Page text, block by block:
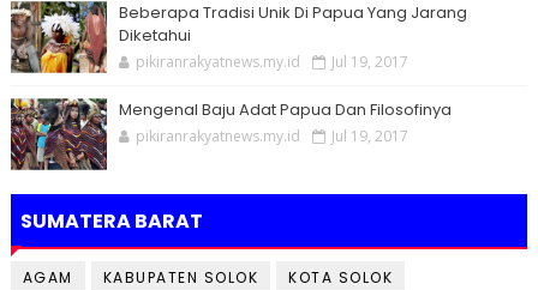
Beberapa Tradisi Unik Di Papua Yang Jarang
Diketahui
pikiranrakyatnews.my.id Jul 19, 2017
Mengenal Baju Adat Papua Dan Filosofinya
pikiranrakyatnews.my.id Jul 19, 2017
SUMATERA BARAT
AGAM KABUPATEN SOLOK
KOTA SOLOK